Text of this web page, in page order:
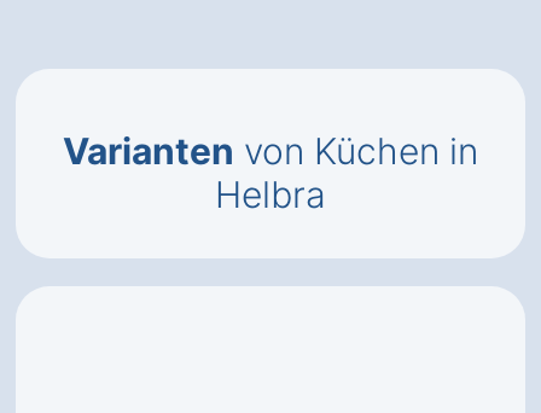
Varianten von Küchen in
Helbra